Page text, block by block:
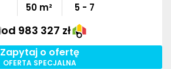
50 m²
5 - 7
od 983 327 zł
Zapytaj o ofertę
OFERTA SPECJALNA